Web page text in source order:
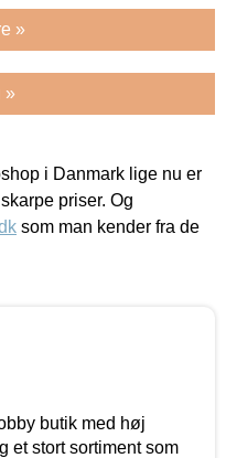
»
»
i Danmark lige nu er
priser. Og
som man kender fra de
butik med høj
et stort sortiment som